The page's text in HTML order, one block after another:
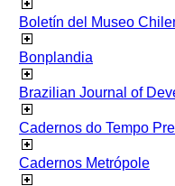
Boletín del Museo
Bonplandia
Brazilian Journal of
Cadernos do Tempo
Cadernos Metrópole